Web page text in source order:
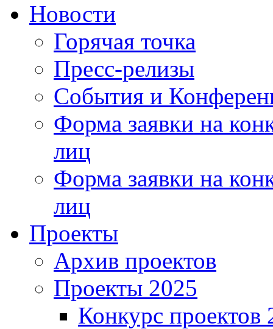
Новости
Горячая точка
Пресс-релизы
События и
Форма заявки на
лиц
Форма заявки на
лиц
Проекты
Архив проектов
Проекты 2025
Конкурс проектов